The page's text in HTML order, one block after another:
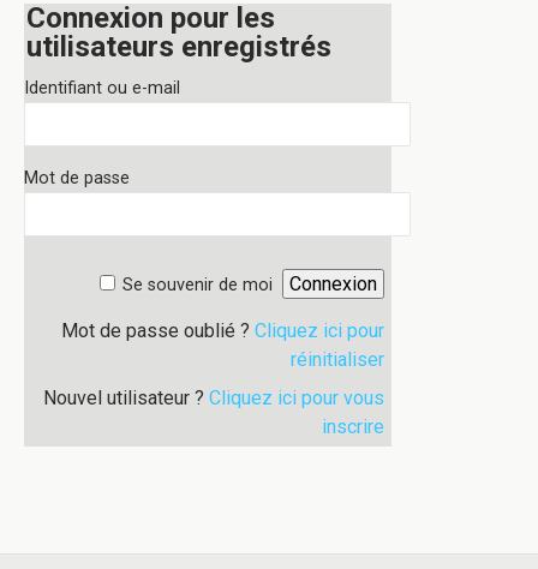
Connexion pour les
utilisateurs enregistrés
Identifiant ou e-mail
Mot de passe
Se souvenir de moi
Mot de passe oublié ? Cliquez ici pour
réinitialiser
Nouvel utilisateur ? Cliquez ici pour vous
inscrire